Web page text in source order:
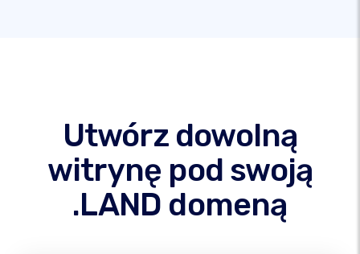
Utwórz dowolną
witrynę pod swoją
.LAND domeną